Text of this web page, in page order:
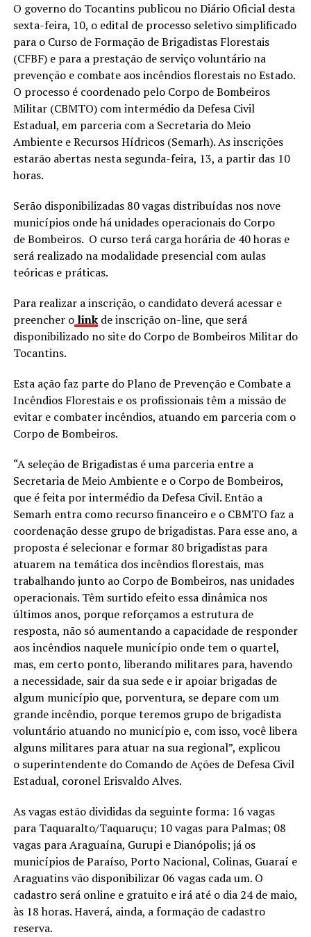
O governo do Tocantins publicou no Diário Oficial desta
sexta-feira, 10, o edital de processo seletivo simplificado
para o Curso de Formação de Brigadistas Florestais
(CFBF) e para a prestação de serviço voluntário na
prevenção e combate aos incêndios florestais no Estado.
O processo é coordenado pelo Corpo de Bombeiros
Militar (CBMTO) com intermédio da Defesa Civil
Estadual, em parceria com a Secretaria do Meio
Ambiente e Recursos Hídricos (Semarh). As inscrições
estarão abertas nesta segunda-feira, 13, a partir das 10
horas.
Serão disponibilizadas 80 vagas distribuídas nos nove
municípios onde há unidades operacionais do Corpo
de Bombeiros. O curso terá carga horária de 40 horas e
será realizado na modalidade presencial com aulas
teóricas e práticas.
Para realizar a inscrição, o candidato deverá acessar e
preencher o linkde inscrição on-line, que será
disponibilizado no site do Corpo de Bombeiros Militar do
Tocantins.
Esta ação faz parte do Plano de Prevenção e Combate a
Incêndios Florestais e os profissionais têm a missão de
evitar e combater incêndios, atuando em parceria com o
Corpo de Bombeiros.
“A seleção de Brigadistas é uma parceria entre a
Secretaria de Meio Ambiente e o Corpo de Bombeiros,
que é feita por intermédio da Defesa Civil. Então a
Semarh entra como recurso financeiro e o CBMTO faz a
coordenação desse grupo de brigadistas. Para esse ano, a
proposta é selecionar e formar 80 brigadistas para
atuarem na temática dos incêndios florestais, mas
trabalhando junto ao Corpo de Bombeiros, nas unidades
operacionais. Têm surtido efeito essa dinâmica nos
últimos anos, porque reforçamos a estrutura de
resposta, não só aumentando a capacidade de responder
aos incêndios naquele município onde tem o quartel,
mas, em certo ponto, liberando militares para, havendo
a necessidade, sair da sua sede e ir apoiar brigadas de
algum município que, porventura, se depare com um
grande incêndio, porque teremos grupo de brigadista
voluntário atuando no município e, com isso, você libera
alguns militares para atuar na sua regional”, explicou
o superintendente do Comando de Ações de Defesa Civil
Estadual, coronel Erisvaldo Alves.
As vagas estão divididas da seguinte forma: 16 vagas
para Taquaralto/Taquaruçu; 10 vagas para Palmas; 08
vagas para Araguaína, Gurupi e Dianópolis; já os
municípios de Paraíso, Porto Nacional, Colinas, Guaraí e
Araguatins vão disponibilizar 06 vagas cada um. O
cadastro será online e gratuito e irá até o dia 24 de maio,
às 18 horas. Haverá, ainda, a formação de cadastro
reserva.